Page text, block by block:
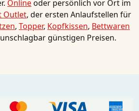
Onlineoder persönlich vor Ort im
Outlet, der ersten Anlaufstellen für
, Topper, Kopfkissen, Bettwaren
günstigen Preisen.